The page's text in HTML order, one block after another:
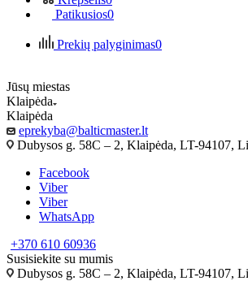
Patikusios0
Prekių palyginimas0
Jūsų miestas
Klaipėda
Klaipėda
eprekyba@balticmaster.lt
Dubysos g. 58C – 2, Klaipėda, LT-94107,
Facebook
Viber
Viber
WhatsApp
+370 610 60936
Susisiekite su mumis
Dubysos g. 58C – 2, Klaipėda, LT-94107,